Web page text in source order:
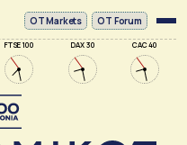
FTSE 100 DAX 30 CAC 40
ΟΤ Markets OT Forum